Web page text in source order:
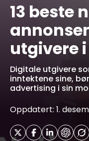
13 beste
utgivere i
Digitale utgivere
inntektene sine,
advertising i sin
Oppdatert: 1.